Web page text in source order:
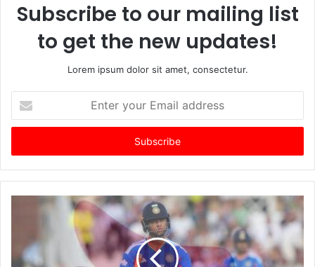
Subscribe to our mailing list
to get the new updates!
Lorem ipsum dolor sit amet, consectetur.
your
Email